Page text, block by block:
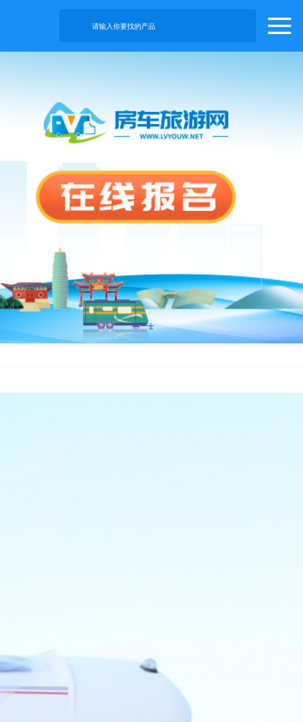
请输入你要找的产品